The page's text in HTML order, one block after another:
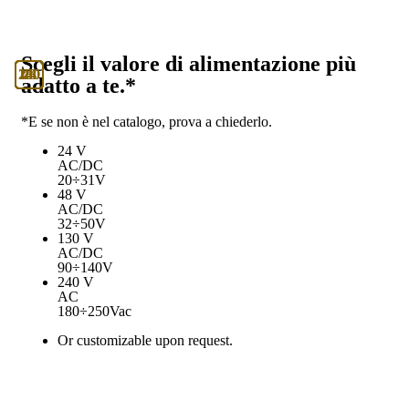
Scegli il valore di alimentazione più
adatto a te.*
*E se non è nel catalogo, prova a chiederlo.
24
24 V
AC/DC
20÷31V
48
48 V
AC/DC
32÷50V
130
130 V
AC/DC
90÷140V
240
240 V
AC
180÷250Vac
Or customizable upon request.